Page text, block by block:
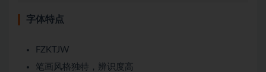
字体特点
FZKTJW
笔画风格独特，辨识度高